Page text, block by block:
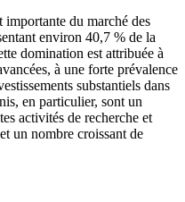
du marché des
environ 40,7 % de la
domination est attribuée à
à une forte prévalence
substantiels dans
en particulier, sont un
activités de recherche et
un nombre croissant de